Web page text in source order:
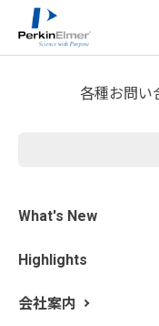
各種お問い
What's New
Highlights
会社案内
ホーム
分析屋さんが言いた
れ
前回の天然ゴム・イ
エンゴムを取り上げ
車タイヤ・ホース・